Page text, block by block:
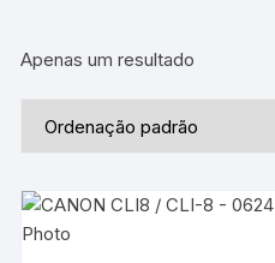
Apenas um resultado